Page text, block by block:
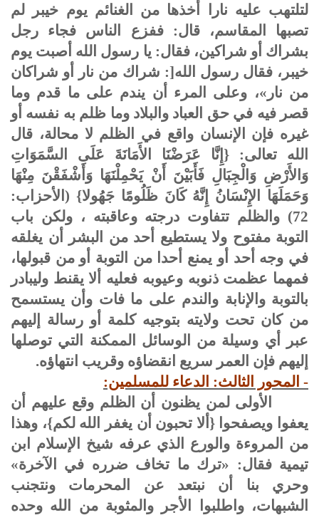
لتلتهب عليه نارا أخذها من الغنائم يوم خيبر لم
تصبها المقاسم، قال: ففزع الناس فجاء رجل
بشراك أو شراكين، فقال: يا رسول الله أصبت يوم
خيبر، فقال رسول الله[: شراك من نار أو شراكان
من نار»، وعلى المرء أن يندم على ما قدم وما
قصر فيه في حق العباد والبلاد وما ظلم به نفسه أو
غيره فإن الإنسان واقع في الظلم لا محالة، قال
الله تعالى: {إِنَّا عَرَضْنَا الأَمَانَةَ عَلَى السَّمَوَاتِ
وَالأَرْضِ وَالْجِبَالِ فَأَبَيْنَ أَنْ يَحْمِلْنَهَا وَأَشْفَقْنَ مِنْهَا
وَحَمَلَهَا الإِنْسَانُ إِنَّهُ كَانَ ظَلُومًا جَهُولا} (الأحزاب:
72) والظلم تتفاوت درجته وعاقبته ، ولكن باب
التوبة مفتوح ولا يستطيع أحد من البشر أن يغلقه
في وجه أحد أو يمنع أحدا من التوبة أو من قبولها،
فمهما عظمت ذنوبه وعيوبه فعليه ألا يقنط وليبادر
بالتوبة والإنابة والندم على ما فات وأن يستسمح
من كان تحت ولايته بتوجيه كلمة أو رسالة إليهم
عبر أي وسيلة من الوسائل الممكنة التي توصلها
إليهم فإن العمر سريع انقضاؤه وقريب انتهاؤه.
- المحور الثالث: الدعاء للمسلمين:
الأولى لمن يظنون أن الظلم وقع عليهم أن
يعفوا ويصفحوا {ألا تحبون أن يغفر الله لكم}، وهذا
من المروءة والورع الذي عرفه شيخ الإسلام ابن
تيمية فقال: «ترك ما تخاف ضرره في الآخرة»
وحري بنا أن نبتعد عن المحرمات ونتجنب
الشبهات، واطلبوا الأجر والمثوبة من الله وحده